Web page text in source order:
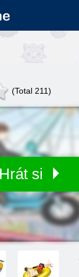
(Total 211)
Hrát si